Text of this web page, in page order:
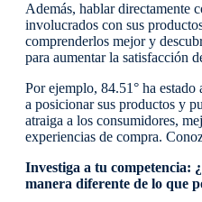
Además, hablar directamente
involucrados con sus
comprenderlos mejor y
para aumentar la satisfacción
Por ejemplo, 84.51° ha
a posicionar sus productos y
atraiga a los consumidores,
experiencias de compra.
Investiga a tu competencia:
manera diferente de lo que